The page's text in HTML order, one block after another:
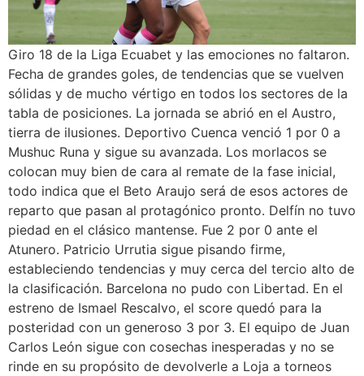
Giro 18 de la Liga Ecuabet y las emociones no faltaron.
Fecha de grandes goles, de tendencias que se vuelven
sólidas y de mucho vértigo en todos los sectores de la
tabla de posiciones. La jornada se abrió en el Austro,
tierra de ilusiones. Deportivo Cuenca venció 1 por 0 a
Mushuc Runa y sigue su avanzada. Los morlacos se
colocan muy bien de cara al remate de la fase inicial,
todo indica que el Beto Araujo será de esos actores de
reparto que pasan al protagónico pronto. Delfín no tuvo
piedad en el clásico mantense. Fue 2 por 0 ante el
Atunero. Patricio Urrutia sigue pisando firme,
estableciendo tendencias y muy cerca del tercio alto de
la clasificación. Barcelona no pudo con Libertad. En el
estreno de Ismael Rescalvo, el score quedó para la
posteridad con un generoso 3 por 3. El equipo de Juan
Carlos León sigue con cosechas inesperadas y no se
rinde en su propósito de devolverle a Loja a torneos